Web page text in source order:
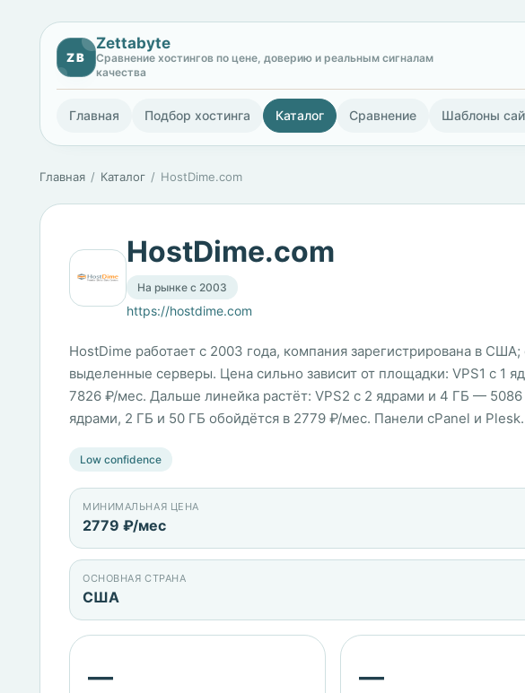
ZB
Zettabyte
Сравнение хостингов по цене, доверию и реальным сигналам
качества
Главная Подбор хостинга Каталог Сравнение Шаблоны
Главная Каталог HostDime.com
HostDime.com
На рынке с 2003
https://hostdime.com
HostDime работает с 2003 года, компания зарегистрирована в
выделенные серверы. Цена сильно зависит от площадки: VPS1 с 1
7826 ₽/мес. Дальше линейка растёт: VPS2 с 2 ядрами и 4 ГБ —
ядрами, 2 ГБ и 50 ГБ обойдётся в 2779 ₽/мес. Панели cPanel и Plesk.
Low confidence
МИНИМАЛЬНАЯ ЦЕНА
2779 ₽/мес
ОСНОВНАЯ СТРАНА
США
— —